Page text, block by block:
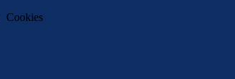
Cookies